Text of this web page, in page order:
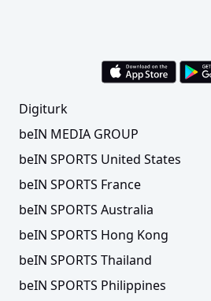
Digiturk
beIN MEDIA GROUP
beIN SPORTS United States
beIN SPORTS France
beIN SPORTS Australia
beIN SPORTS Hong Kong
beIN SPORTS Thailand
beIN SPORTS Philippines